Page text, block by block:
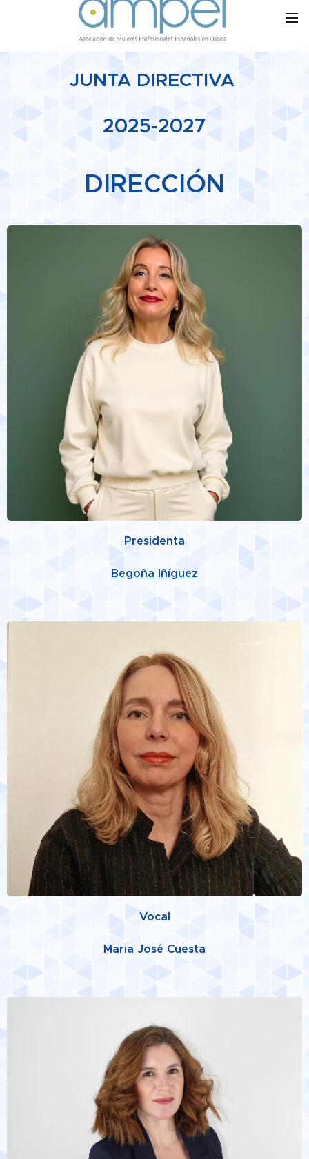
JUNTA DIRECTIVA
2025-2027
DIRECCIÓN
Presidenta
Begoña Iñíguez
Vocal
Maria José Cuesta